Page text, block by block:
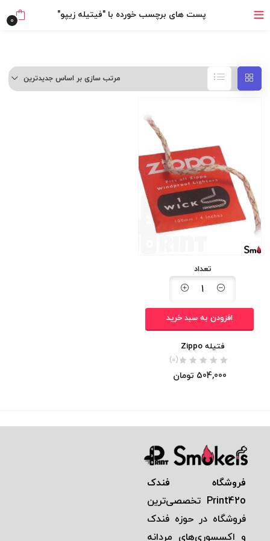
خرید قسطی با ترب‌پی
پست های برچسب خورده با "فیتیله زیپو" 0
مرتب سازی بر اساس جدیدترین
تعداد
افزودن به سبد خرید
فتیله Zippo
(0)
504,000 تومان
فروشگاه فندک
Print42o تخصصی‌ترين
فروشگاه در حوزه فندک
و اكسسوری‌های مردانه